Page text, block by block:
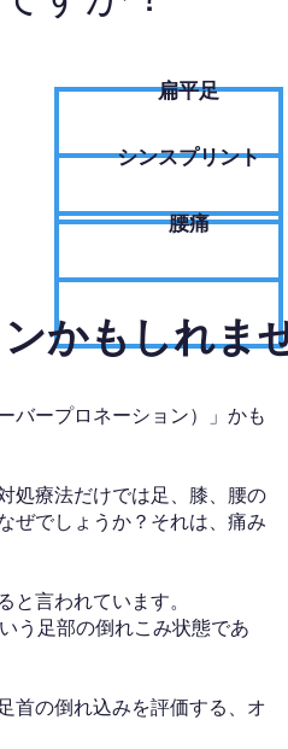
扁平足
シンスプリント
腰痛
かもしれま
バープロネーション）」かも
処療法だけでは足、膝、腰の
ぜでしょうか？それは、痛み
と言われています。
う足部の倒れこみ状態であ
首の倒れ込みを評価する、オ